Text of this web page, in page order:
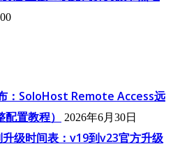
：SoloHost Remote Access远
置教程）
2026年6月30日
级时间表：v19到v23官方升级